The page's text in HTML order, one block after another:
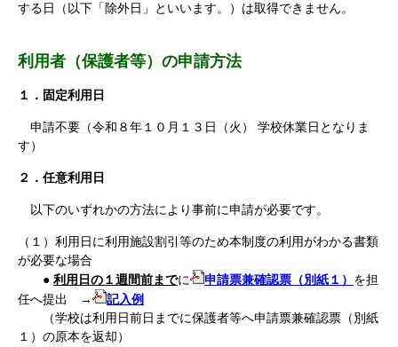
する日（以下「除外日」といいます。）は取得できません。
利用者（保護者等）の申請方法
１．固定利用日
申請不要（令和８年１０月１３日（火） 学校休業日となりま
す）
２．任意利用日
以下のいずれかの方法により事前に申請が必要です。
（１）利用日に利用施設割引等のため本制度の利用がわかる書類
が必要な場合
● 利用日の１週間前までに 申請票兼確認票（別紙１） を担
任へ提出 →
記入例
（学校は利用日前日までに保護者等へ申請票兼確認票（別紙
１）の原本を返却）